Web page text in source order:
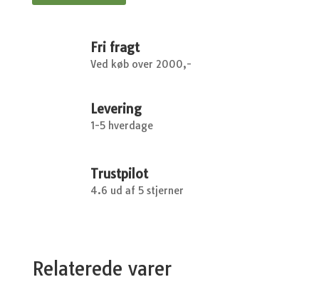
Fri fragt
Ved køb over 2000,-
Levering
1-5 hverdage
Trustpilot
4.6 ud af 5 stjerner
Relaterede varer